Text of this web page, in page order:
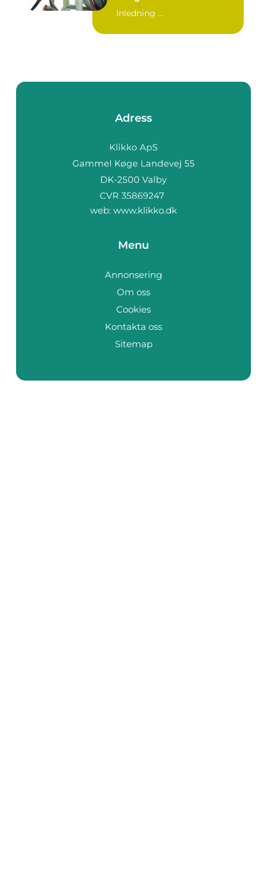
Inledning ...
Adress
web: www.klikko.dk
Menu
Annonsering
Om oss
Cookies
Kontakta oss
Sitemap